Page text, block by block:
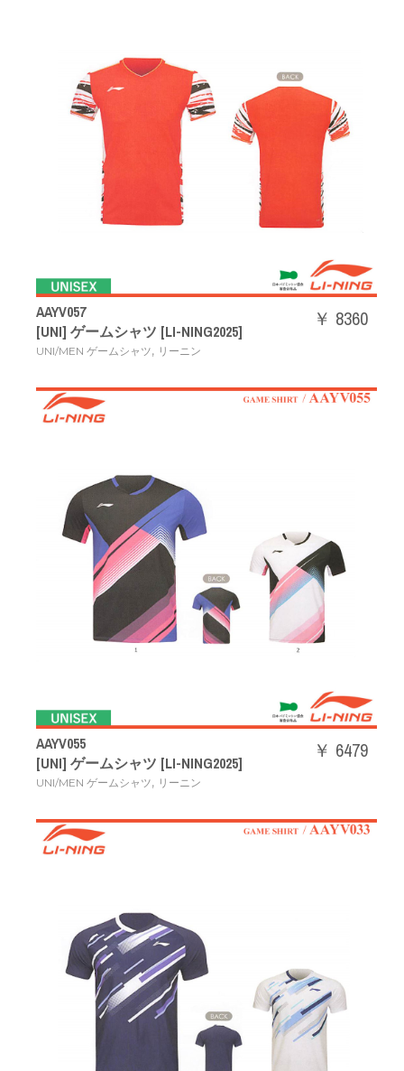
AAYV057
[UNI] ゲームシャツ [LI-NING2025]
UNI/MEN ゲームシャツ, リーニン
￥ 8360
AAYV055
[UNI] ゲームシャツ [LI-NING2025]
UNI/MEN ゲームシャツ, リーニン
￥ 6479